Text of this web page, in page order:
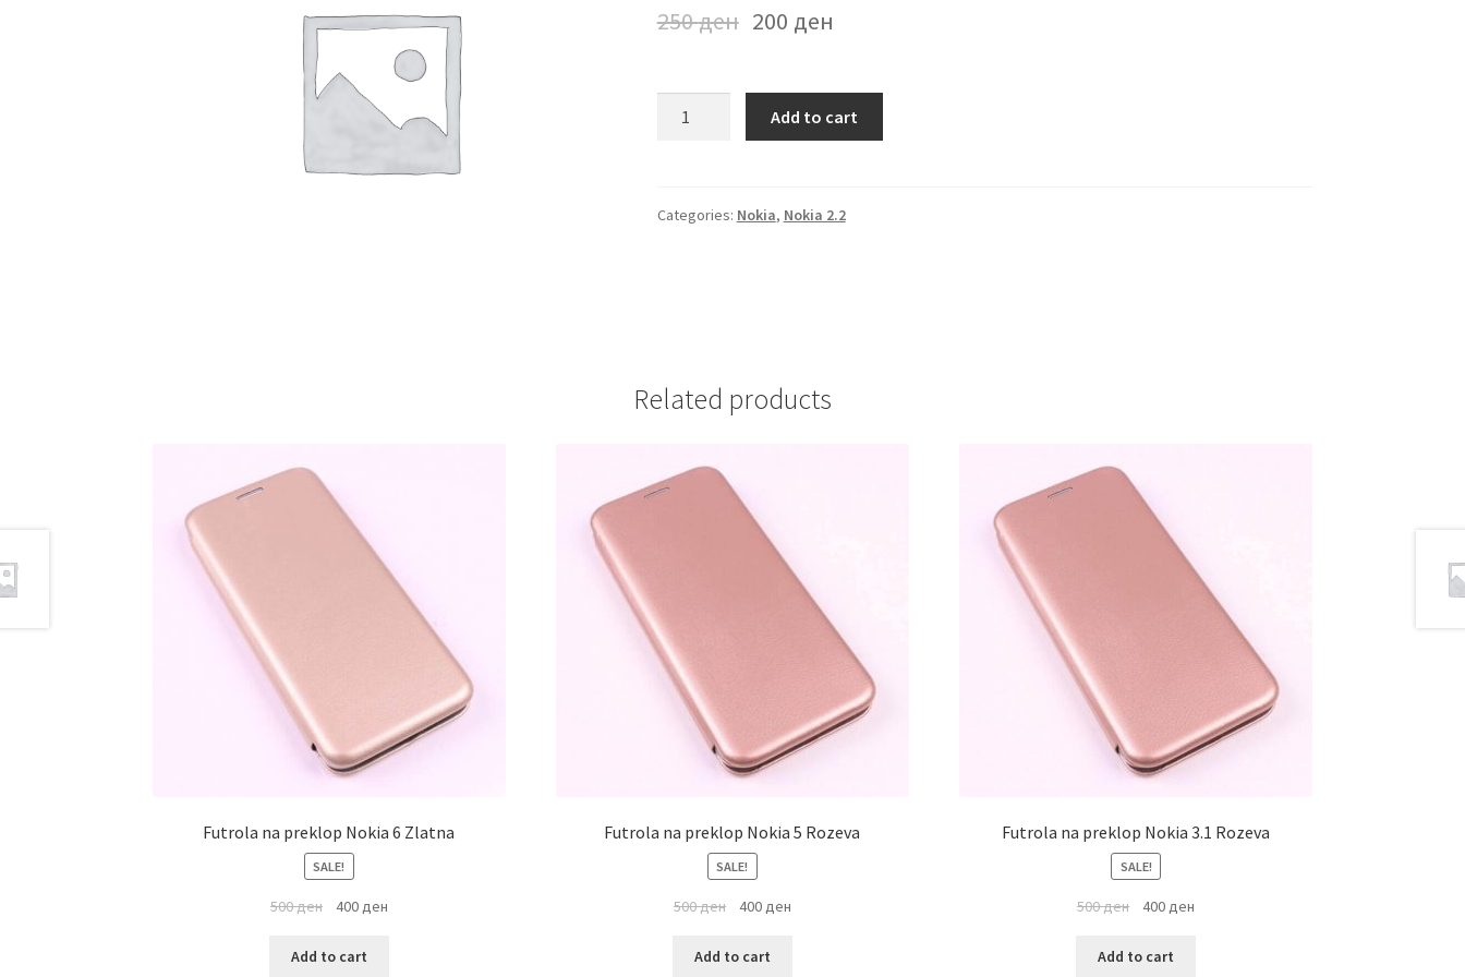
250ден 200 ден
quantity
Add to cart
Categories: Nokia, Nokia 2.2
Related products
Futrola na preklop Nokia 6 Zlatna
SALE!
500ден 400ден
Add to cart
Futrola na preklop Nokia 5 Rozeva
SALE!
500ден 400ден
Add to cart
Futrola na preklop Nokia 3.1 Rozeva
SALE!
500ден 400ден
Add to cart